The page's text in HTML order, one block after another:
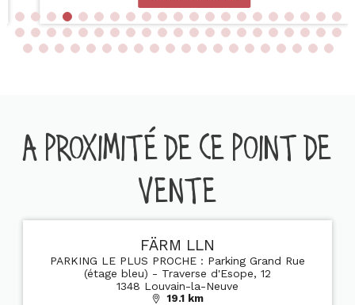
A PROXIMITÉ DE CE POINT DE
VENTE
FÄRM LLN
PARKING LE PLUS PROCHE : Parking Grand Rue
(étage bleu) - Traverse d'Esope, 12
1348 Louvain-la-Neuve
19.1 km